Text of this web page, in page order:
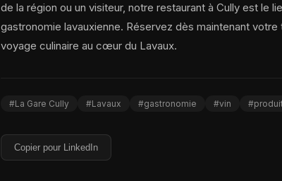
de la région ou un visiteur, notre restaurant à Cully est le
gastronomie lavauxienne. Réservez dès maintenant votre
voyage culinaire au cœur du Lavaux.
#La Gare Cully #Lavaux #gastronomie #vin
Copier pour LinkedIn